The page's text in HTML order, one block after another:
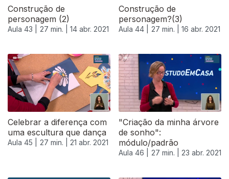
Construção de
personagem (2)
Aula 43 | 27 min. | 14 abr. 2021
Construção de
personagem?(3)
Aula 44 | 27 min. | 16 abr. 2021
Celebrar a diferença com
uma escultura que dança
Aula 45 | 27 min. | 21 abr. 2021
"Criação da minha árvore
de sonho":
módulo/padrão
Aula 46 | 27 min. | 23 abr. 2021